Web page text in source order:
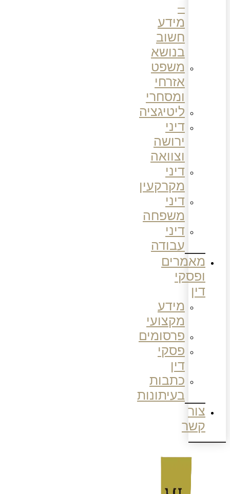
מידע
חשוב
בנושא
משפט
אזרחי
ומסחרי
ליטיגציה
דיני
ירושה
וצוואה
דיני
מקרקעין
דיני
משפחה
דיני
עבודה
מאמרים
ופסקי
דין
מידע
מקצועי
פרסומים
פסקי
דין
כתבות
בעיתונות
צור
קשר